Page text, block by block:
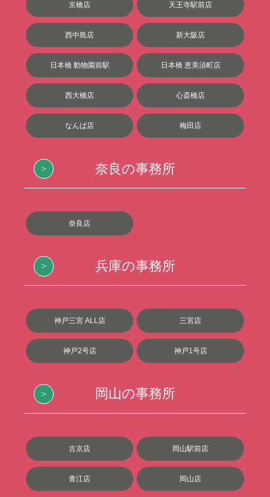
京橋店 天王寺駅前店
西中島店 新大阪店
日本橋 動物園前駅 日本橋 恵美須町店
西大橋店 心斎橋店
なんば店 梅田店
奈良の事務所
奈良店
兵庫の事務所
神戸三宮 ALL店 三宮店
神戸2号店 神戸1号店
岡山の事務所
古京店 岡山駅前店
青江店 岡山店